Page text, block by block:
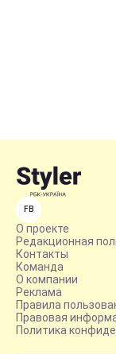
FB
О проекте
Редакционная
Контакты
Команда
О компании
Реклама
Правила
Правовая
Политика